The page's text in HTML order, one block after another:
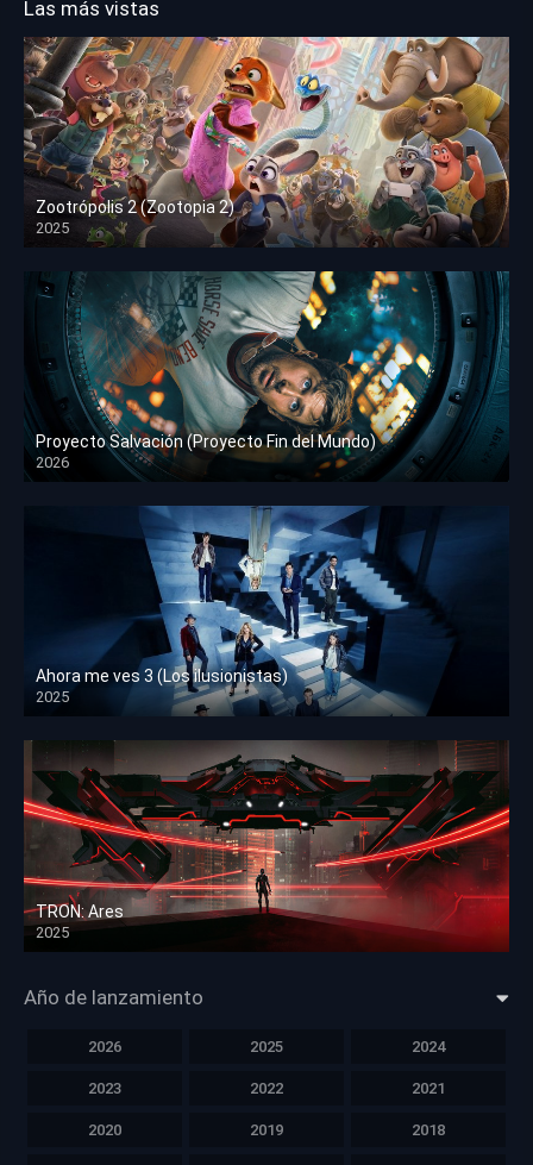
Las más vistas
Zootrópolis 2 (Zootopia 2)
2025
HD 1080p
Proyecto Salvación (Proyecto Fin del Mundo)
2026
HD 1080p
Ahora me ves 3 (Los ilusionistas)
2025
HD 1080p
TRON: Ares
2025
HD 1080p
Año de lanzamiento
2026 2025 2024
2023 2022 2021
2020 2019 2018